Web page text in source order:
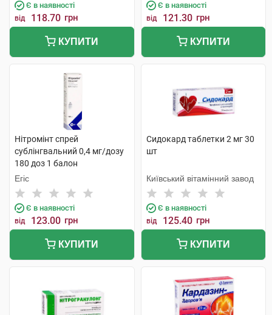
Є в наявності
від 118.70 грн
КУПИТИ
Є в наявності
від 121.30 грн
КУПИТИ
Нітромінт спрей
сублінгвальний 0,4 мг/дозу
180 доз 1 балон
Егіс
Є в наявності
від 123.00 грн
КУПИТИ
Сидокард таблетки 2 мг 30
шт
Київський вітамінний завод
Є в наявності
від 125.40 грн
КУПИТИ